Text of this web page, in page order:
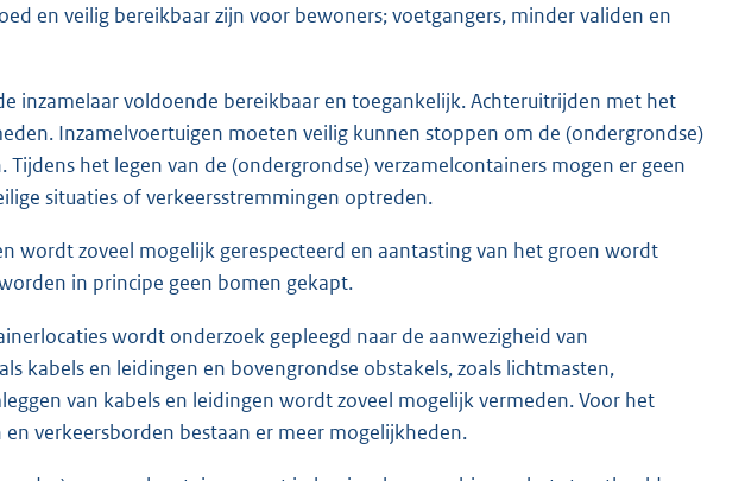
en veilig bereikbaar zijn voor bewoners; voetgangers, minder validen en
inzamelaar voldoende bereikbaar en toegankelijk. Achteruitrijden met het
Inzamelvoertuigen moeten veilig kunnen stoppen om de (ondergrondse)
Tijdens het legen van de (ondergrondse) verzamelcontainers mogen er geen
situaties of verkeersstremmingen optreden.
wordt zoveel mogelijk gerespecteerd en aantasting van het groen wordt
in principe geen bomen gekapt.
wordt onderzoek gepleegd naar de aanwezigheid van
kabels en leidingen en bovengrondse obstakels, zoals lichtmasten,
van kabels en leidingen wordt zoveel mogelijk vermeden. Voor het
verkeersborden bestaan er meer mogelijkheden.